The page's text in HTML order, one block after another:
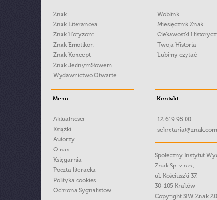
Znak
Znak Literanova
Znak Horyzont
Znak Emotikon
Znak Koncept
Znak JednymSłowem
Wydawnictwo Otwarte
Woblink
Miesięcznik Znak
Ciekawostki
Twoja Historia
Lubimy czytać
Menu:
Aktualności
Książki
Autorzy
O nas
Księgarnia
Poczta literacka
Polityka cookies
Ochrona Sygnalistow
Kontakt:
12 619 95 00
Społeczny Instytut
Znak Sp. z o.o.,
ul. Kościuszki 37,
30-105 Kraków
Copyright SIW Znak